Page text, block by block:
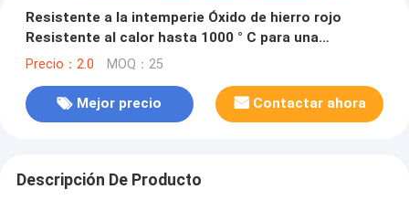
Resistente a la intemperie Óxido de hierro rojo
Resistente al calor hasta 1000 ° C para una
protección óptima
Precio：2.0 MOQ：25
Mejor precio Contactar ahora
Descripción De Producto